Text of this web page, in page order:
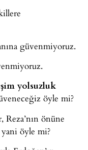
güvenmiyoruz.
yolsuzluk
öyle mi?
Reza’nın önüne
öyle mi?